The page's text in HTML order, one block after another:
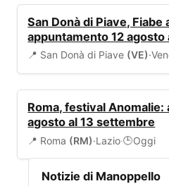
San Donà di Piave, Fiabe
appuntamento 12 agosto
📍 San Donà di Piave (VE)·
Roma, festival
agosto al 13 settembre
📍 Roma (RM)·Lazio·🕒Oggi
Notizie di Manoppello